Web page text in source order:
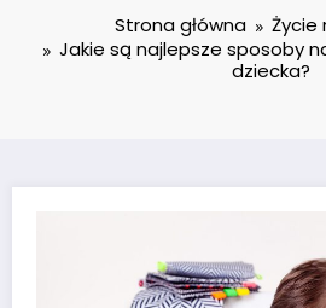
Strona główna
Życie
Jakie są najlepsze sposoby
dziecka?